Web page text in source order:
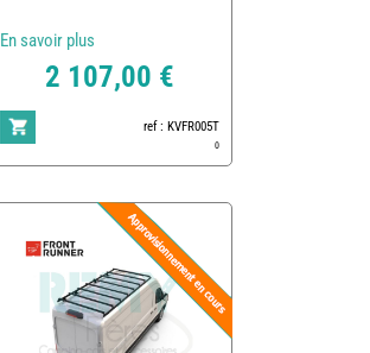
En savoir plus
2 107,00 €
ref : KVFR005T
0